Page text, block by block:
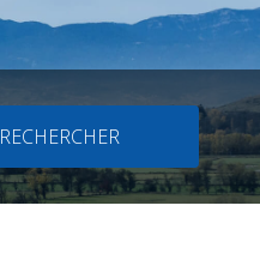
RECHERCHER